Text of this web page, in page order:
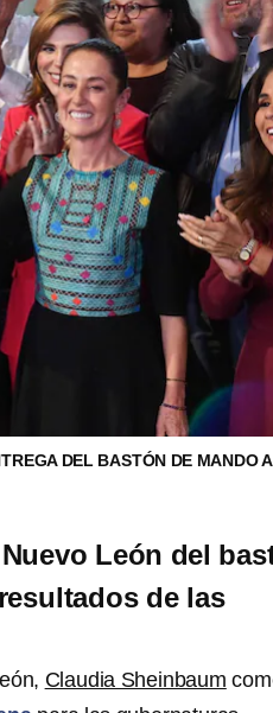
DEL BASTÓN DE MANDO
León del
de las
Claudia Sheinbaum